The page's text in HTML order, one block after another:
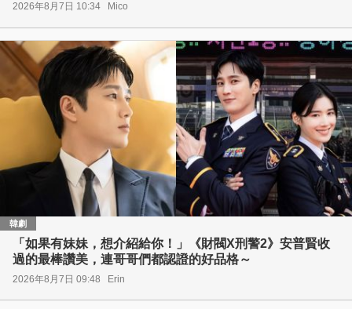
2026年8月7日 10:34 Mico
韓劇
「如果有妹妹，想介紹給你！」《財閥X刑警2》安普賢收
過的最棒讚美，連哥哥們都認證的好品格～
2026年8月7日 09:48 Erin